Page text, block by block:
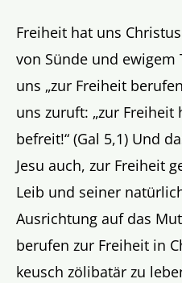
Freiheit hat uns
von Sünde und ewigem
uns „zur Freiheit
uns zuruft: „zur Freiheit
befreit!“ (Gal 5,1) Und
Jesu auch, zur Freiheit
Leib und seiner
Ausrichtung auf das
berufen zur Freiheit in
keusch zölibatär zu